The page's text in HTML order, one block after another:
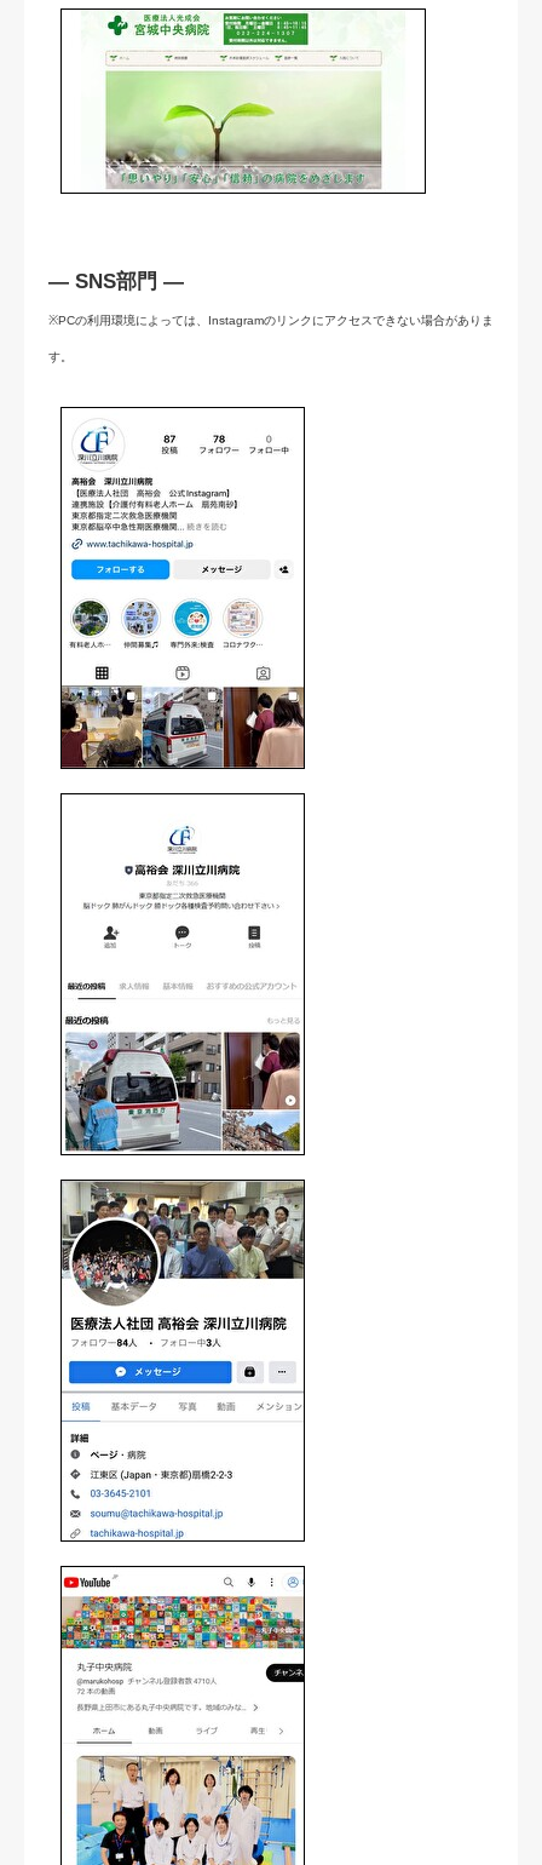
― SNS部門 ―
※PCの利用環境によっては、Instagramのリンクにアクセスできない場合がありま
す。